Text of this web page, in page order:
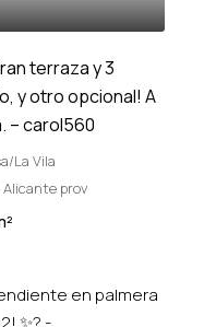
terraza y 3
y otro opcional! A
– carol560
La Vila
Alicante prov